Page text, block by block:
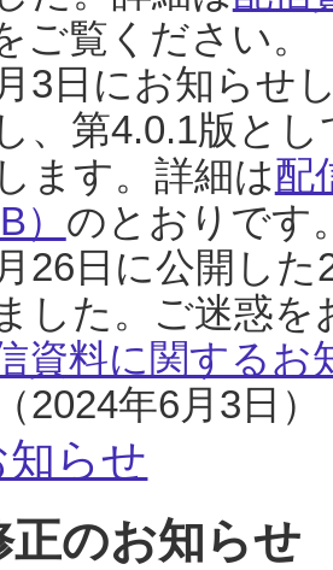
ご覧ください。
3日にお知らせ
、第4.0.1版と
ます。詳細は配
のとおりです
26日に公開し
した。ご迷惑
資料に関するお
2024年6月3日）
らせ
正のお知らせ